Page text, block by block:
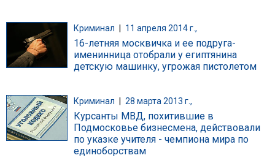
Криминал 11 апреля 2014 г.,
16-летняя москвичка и ее подруга-
именинница отобрали у египтянина
детскую машинку, угрожая пистолетом
Криминал 28 марта 2013 г.,
Курсанты МВД, похитившие в
Подмосковье бизнесмена, действовали
по указке учителя - чемпиона мира по
единоборствам